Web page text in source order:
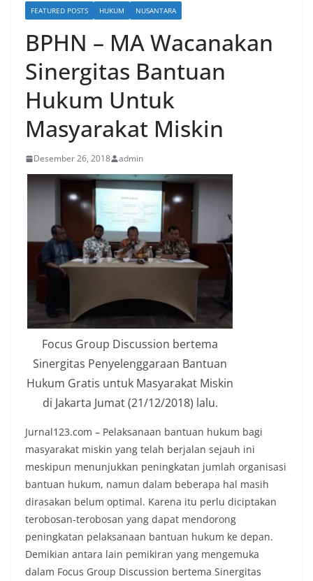
FEATURED POSTS HUKUM NUSANTARA
BPHN – MA Wacanakan
Sinergitas Bantuan
Hukum Untuk
Masyarakat Miskin
Desember 26, 2018 admin
Focus Group Discussion bertema
Sinergitas Penyelenggaraan Bantuan
Hukum Gratis untuk Masyarakat Miskin
di Jakarta Jumat (21/12/2018) lalu.
Jurnal123.com – Pelaksanaan bantuan hukum bagi
masyarakat miskin yang telah berjalan sejauh ini
meskipun menunjukkan peningkatan jumlah organisasi
bantuan hukum, namun dalam beberapa hal masih
dirasakan belum optimal. Karena itu perlu diciptakan
terobosan-terobosan yang dapat mendorong
peningkatan pelaksanaan bantuan hukum ke depan.
Demikian antara lain pemikiran yang mengemuka
dalam Focus Group Discussion bertema Sinergitas